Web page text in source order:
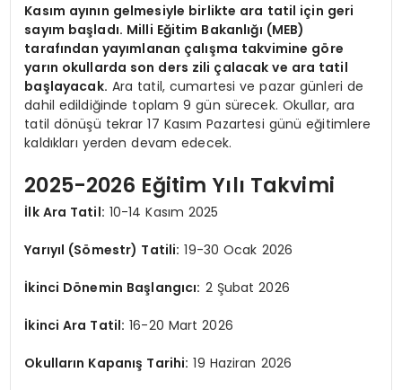
Kasım ayının gelmesiyle birlikte ara tatil için geri
sayım başladı. Milli Eğitim Bakanlığı (MEB)
tarafından yayımlanan çalışma takvimine göre
yarın okullarda son ders zili çalacak ve ara tatil
başlayacak. Ara tatil, cumartesi ve pazar günleri de
dahil edildiğinde toplam 9 gün sürecek. Okullar, ara
tatil dönüşü tekrar 17 Kasım Pazartesi günü eğitimlere
kaldıkları yerden devam edecek.
2025-2026 Eğitim Yılı Takvimi
İlk Ara Tatil: 10-14 Kasım 2025
Yarıyıl (Sömestr) Tatili: 19-30 Ocak 2026
İkinci Dönemin Başlangıcı: 2 Şubat 2026
İkinci Ara Tatil: 16-20 Mart 2026
Okulların Kapanış Tarihi: 19 Haziran 2026